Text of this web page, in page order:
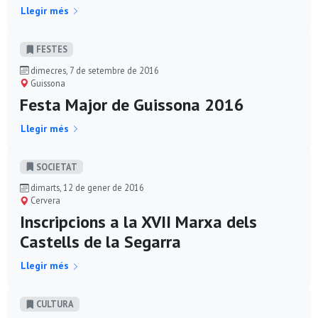
Llegir més
FESTES
dimecres, 7 de setembre de 2016
Guissona
Festa Major de Guissona 2016
Llegir més
SOCIETAT
dimarts, 12 de gener de 2016
Cervera
Inscripcions a la XVII Marxa dels
Castells de la Segarra
Llegir més
CULTURA